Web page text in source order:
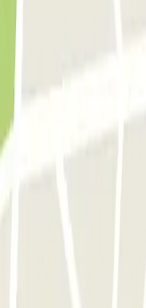
potrai entrare e
le volte che vorrai.
María de